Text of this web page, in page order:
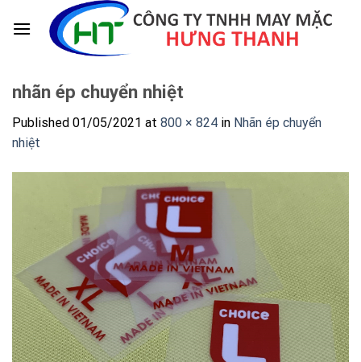
nhãn ép chuyển nhiệt
Published 01/05/2021 at 800 × 824 in Nhãn ép chuyển
nhiệt